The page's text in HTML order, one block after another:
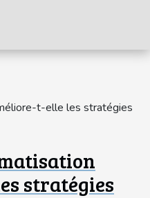
t-elle les stratégies
stratégies